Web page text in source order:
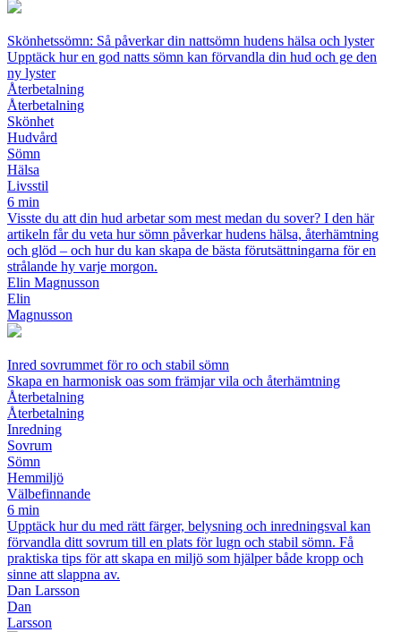
Skönhetssömn: Så påverkar din nattsömn hudens hälsa och lyster
Upptäck hur en god natts sömn kan förvandla din hud och ge den
ny lyster
Återbetalning
Återbetalning
Skönhet
Hudvård
Sömn
Hälsa
Livsstil
6 min
Visste du att din hud arbetar som mest medan du sover? I den här
artikeln får du veta hur sömn påverkar hudens hälsa, återhämtning
och glöd – och hur du kan skapa de bästa förutsättningarna för en
strålande hy varje morgon.
Elin Magnusson
Elin
Magnusson
Inred sovrummet för ro och stabil sömn
Skapa en harmonisk oas som främjar vila och återhämtning
Återbetalning
Återbetalning
Inredning
Sovrum
Sömn
Hemmiljö
Välbefinnande
6 min
Upptäck hur du med rätt färger, belysning och inredningsval kan
förvandla ditt sovrum till en plats för lugn och stabil sömn. Få
praktiska tips för att skapa en miljö som hjälper både kropp och
sinne att slappna av.
Dan Larsson
Dan
Larsson